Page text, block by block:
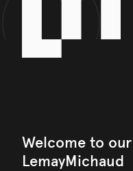
Welcome to
LemayMichaud